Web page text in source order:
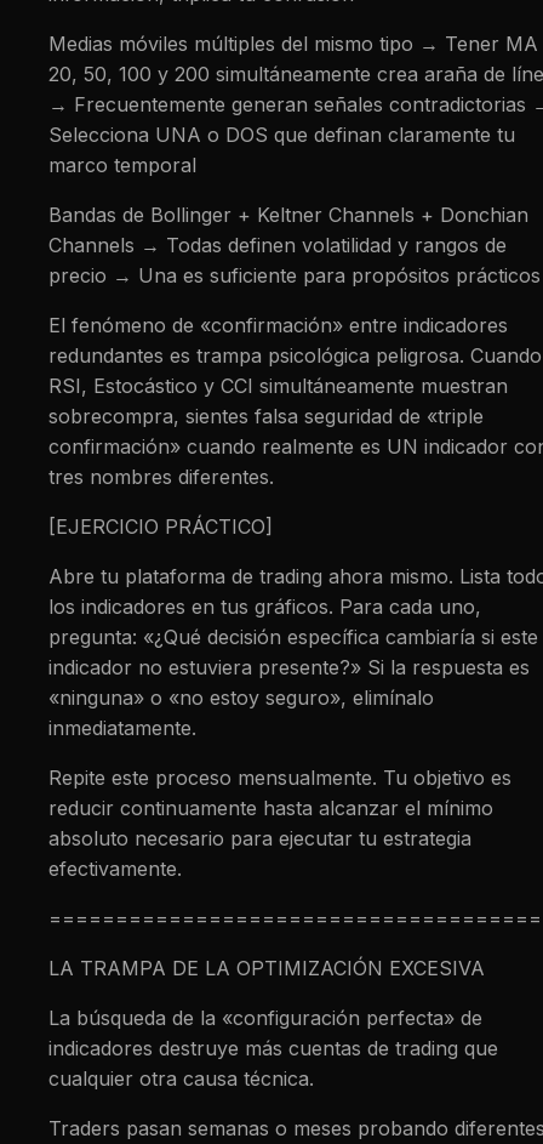
Medias móviles múltiples del mismo tipo → Tener MA
20, 50, 100 y 200 simultáneamente crea araña de
→ Frecuentemente generan señales contradictorias
Selecciona UNA o DOS que definan claramente tu
marco temporal
Bandas de Bollinger + Keltner Channels + Donchian
Channels → Todas definen volatilidad y rangos de
precio → Una es suficiente para propósitos prácticos
El fenómeno de «confirmación» entre indicadores
redundantes es trampa psicológica peligrosa. Cuando
RSI, Estocástico y CCI simultáneamente muestran
sobrecompra, sientes falsa seguridad de «triple
confirmación» cuando realmente es UN indicador
tres nombres diferentes.
[EJERCICIO PRÁCTICO]
Abre tu plataforma de trading ahora mismo. Lista
los indicadores en tus gráficos. Para cada uno,
pregunta: «¿Qué decisión específica cambiaría si este
indicador no estuviera presente?» Si la respuesta es
«ninguna» o «no estoy seguro», elimínalo
inmediatamente.
Repite este proceso mensualmente. Tu objetivo es
reducir continuamente hasta alcanzar el mínimo
absoluto necesario para ejecutar tu estrategia
efectivamente.
LA TRAMPA DE LA OPTIMIZACIÓN EXCESIVA
La búsqueda de la «configuración perfecta» de
indicadores destruye más cuentas de trading que
cualquier otra causa técnica.
Traders pasan semanas o meses probando